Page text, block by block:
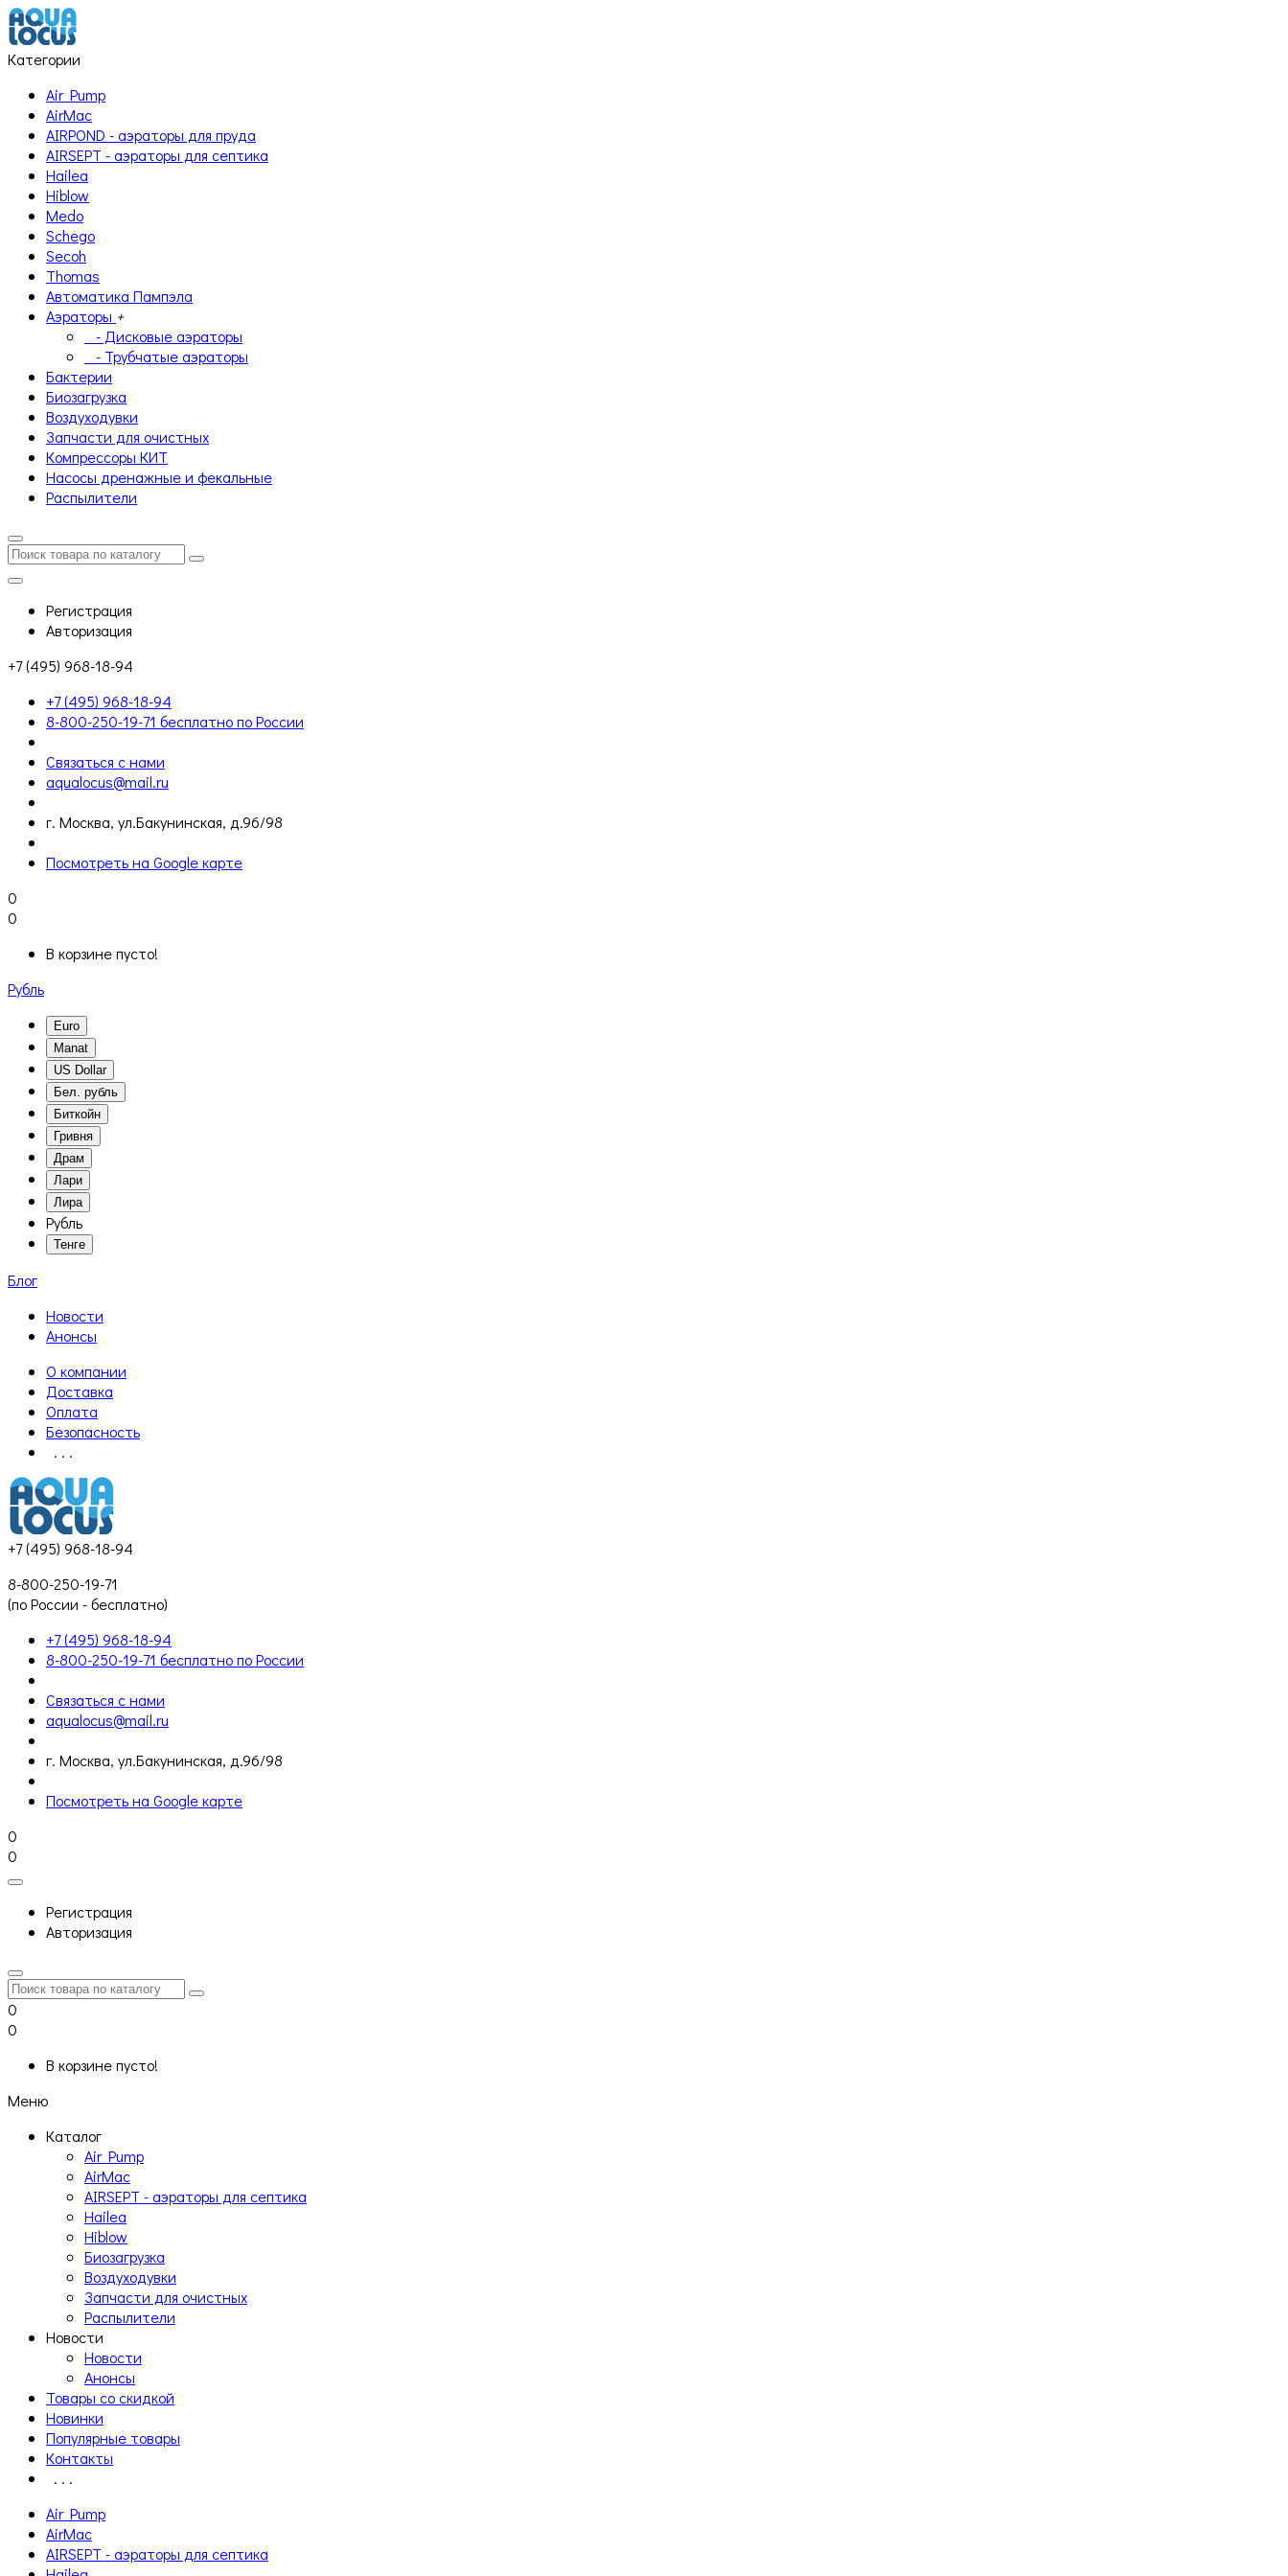
Категории
Air Pump
AirMac
AIRPOND - аэраторы для пруда
AIRSEPT - аэраторы для септика
Hailea
Hiblow
Medo
Schego
Secoh
Thomas
Автоматика Пампэла
Аэраторы +
- Дисковые аэраторы
- Трубчатые аэраторы
Бактерии
Биозагрузка
Воздуходувки
Запчасти для очистных
Компрессоры КИТ
Насосы дренажные и фекальные
Распылители
Регистрация
Авторизация
+7 (495) 968-18-94
+7 (495) 968-18-94
8-800-250-19-71 бесплатно по России
Связаться с нами
aqualocus@mail.ru
г. Москва, ул.Бакунинская, д.96/98
Посмотреть на Google карте
0
0
В корзине пусто!
Рубль
Euro
Manat
US Dollar
Бел. рубль
Биткойн
Гривня
Драм
Лари
Лира
Рубль
Тенге
Блог
Новости
Анонсы
О компании
Доставка
Оплата
Безопасность
. . .
+7 (495) 968-18-94
8-800-250-19-71
(по России - бесплатно)
+7 (495) 968-18-94
8-800-250-19-71 бесплатно по России
Связаться с нами
aqualocus@mail.ru
г. Москва, ул.Бакунинская, д.96/98
Посмотреть на Google карте
0
0
Регистрация
Авторизация
0
0
В корзине пусто!
Меню
Каталог
Air Pump
AirMac
AIRSEPT - аэраторы для септика
Hailea
Hiblow
Биозагрузка
Воздуходувки
Запчасти для очистных
Распылители
Новости
Новости
Анонсы
Товары со скидкой
Новинки
Популярные товары
Контакты
. . .
Air Pump
AirMac
AIRSEPT - аэраторы для септика